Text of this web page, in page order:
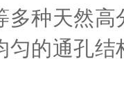
多种天然
匀的通孔